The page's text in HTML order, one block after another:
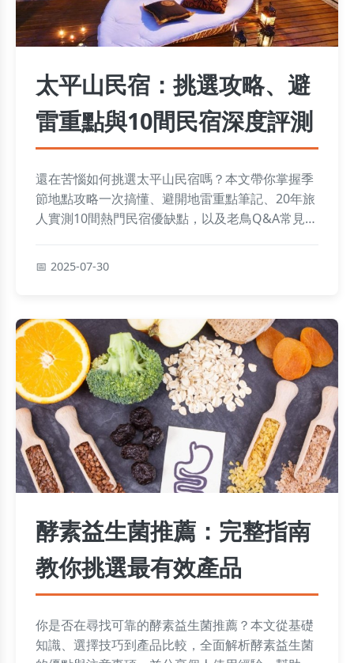
太平山民宿：挑選攻略、避
雷重點與10間民宿深度評測
還在苦惱如何挑選太平山民宿嗎？本文帶你掌握季
節地點攻略一次搞懂、避開地雷重點筆記、20年旅
人實測10間熱門民宿優缺點，以及老鳥Q&A常見問
2025-07-30
酵素益生菌推薦：完整指南
教你挑選最有效產品
你是否在尋找可靠的酵素益生菌推薦？本文從基礎
知識、選擇技巧到產品比較，全面解析酵素益生菌